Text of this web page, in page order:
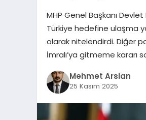
MHP Genel Başkanı
Türkiye hedefine ulaşma
olarak nitelendirdi. Diğer
İmralı’ya gitmeme kararı
Mehmet Arslan
25 Kasım 2025